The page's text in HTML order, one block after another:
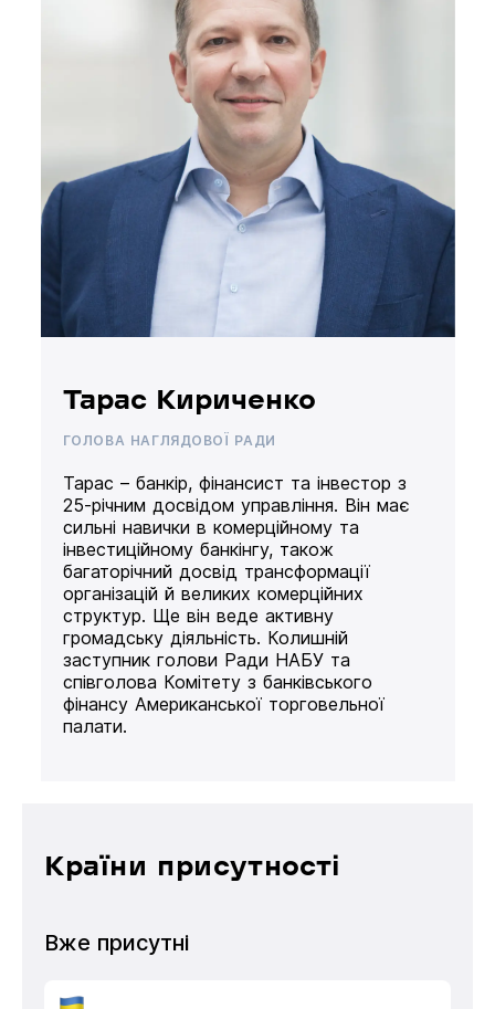
Тарас Кириченко
ГОЛОВА НАГЛЯДОВОЇ РАДИ
Тарас – банкір, фінансист та інвестор з
25-річним досвідом управління. Він має
сильні навички в комерційному та
інвестиційному банкінгу, також
багаторічний досвід трансформації
організацій й великих комерційних
структур. Ще він веде активну
громадську діяльність. Колишній
заступник голови Ради НАБУ та
співголова Комітету з банківського
фінансу Американської торговельної
палати.
Країни присутності
Вже присутні